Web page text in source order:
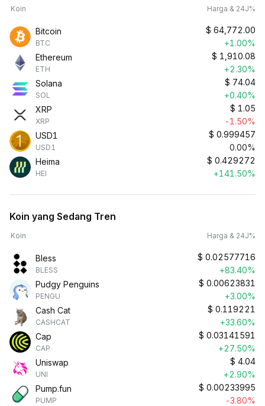
Koin Harga & 24J%
Bitcoin
BTC
$ 64,772.00
+1.00%
Ethereum
ETH
$ 1,910.08
+2.30%
Solana
SOL
$ 74.04
+0.40%
XRP
XRP
$ 1.05
-1.50%
USD1
USD1
$ 0.999457
0.00%
Heima
HEI
$ 0.429272
+141.50%
Koin yang Sedang Tren
Koin Harga & 24J%
Bless
BLESS
$ 0.02577716
+83.40%
Pudgy Penguins
PENGU
$ 0.00623831
+3.00%
Cash Cat
CASHCAT
$ 0.119221
+33.60%
Cap
CAP
$ 0.03141591
+27.50%
Uniswap
UNI
$ 4.04
+2.90%
Pump.fun
PUMP
$ 0.00233995
-3.80%